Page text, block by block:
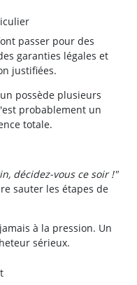
passer pour des
garanties légales et
justifiées.
possède plusieurs
probablement un
totale.
décidez-vous ce soir !"
sauter les étapes de
à la pression. Un
sérieux.